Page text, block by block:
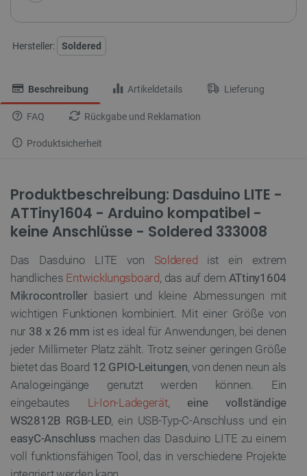
Hersteller: Soldered
Beschreibung Artikeldetails Lieferung
FAQ Rückgabe und Reklamation
Produktsicherheit
Produktbeschreibung: Dasduino LITE -
ATTiny1604 - Arduino kompatibel -
keine Anschlüsse - Soldered 333008
Das Dasduino LITE von Soldered ist ein extrem
handliches Entwicklungsboard, das auf dem ATtiny1604
Mikrocontrollerbasiert und kleine Abmessungen mit
wichtigen Funktionen kombiniert. Mit einer Größe von
nur 38 x 26 mm ist es ideal für Anwendungen, bei denen
jeder Millimeter Platz zählt. Trotz seiner geringen Größe
bietet das Board 12 GPIO-Leitungen, von denen neun als
Analogeingänge genutzt werden können. Ein
eingebautes Li-Ion-Ladegerät, eine vollständige
WS2812B RGB-LED, ein USB-Typ-C-Anschluss und ein
easyC-Anschluss machen das Dasduino LITE zu einem
voll funktionsfähigen Tool, das in verschiedene Projekte